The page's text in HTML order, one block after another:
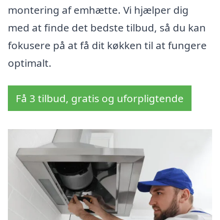
montering af emhætte. Vi hjælper dig
med at finde det bedste tilbud, så du kan
fokusere på at få dit køkken til at fungere
optimalt.
Få 3 tilbud, gratis og uforpligtende